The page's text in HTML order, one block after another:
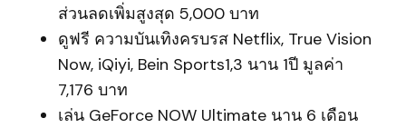
ส่วนลดเพิ่มสูงสุด 5,000 บาท
ดูฟรี ความบันเทิงครบรส Netflix, True Vision
Now, iQiyi, Bein Sports1,3 นาน 1ปี มูลค่า
7,176 บาท
เล่น GeForce NOW Ultimate นาน 6 เดือน